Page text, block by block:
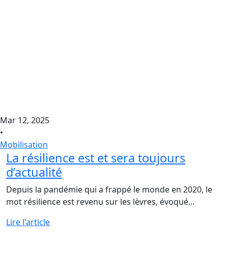
Mar 12, 2025
•
Mobilisation
La résilience est et sera toujours
d’actualité
Depuis la pandémie qui a frappé le monde en 2020, le
mot résilience est revenu sur les lèvres, évoqué...
Lire l'article